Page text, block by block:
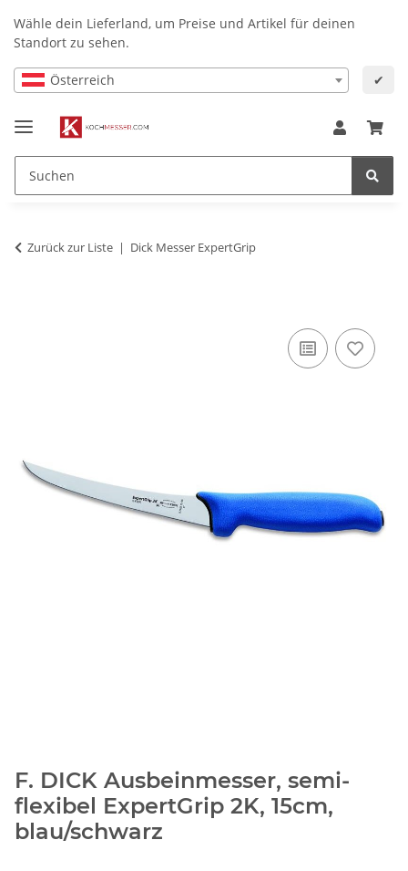
Wähle dein Lieferland, um Preise und Artikel für deinen
Standort zu sehen.
Österreich ✔
Zurück zur Liste Dick Messer ExpertGrip
F. DICK Ausbeinmesser, semi-
flexibel ExpertGrip 2K, 15cm,
blau/schwarz